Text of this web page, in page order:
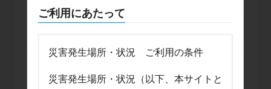
2026年7月22日 15:44
【発表】アメダス雨量
【発表】雨量情報
ご利用にあたって
災害発生場所・状況 ご利用の条件
災害発生場所・状況（以下、本サイトと